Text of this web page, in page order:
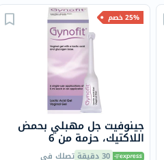
25% خصم
جينوفيت جل مهبلي بحمض
اللاكتيك، حزمة من 6
30 دقيقة تصلك في